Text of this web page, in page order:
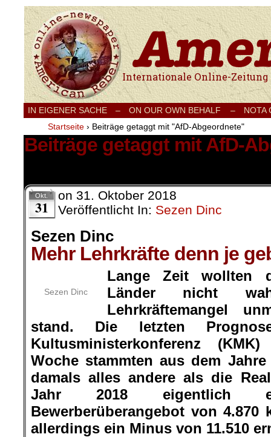
Internationale Onlinezeitung für Frieden,
IN EIGENER SACHE – ON OUR OWN BEHALF –
NOTA
Startseite › Beiträge getaggt mit "AfD-Abgeordnete"
Beiträge getaggt mit AfD-
Okt.
31
on 31. Oktober 2018
Veröffentlicht In: Sezen Dinc
Sezen Dinc
Mehr Lehrkräfte denn je
Sezen Dinc
Lange Zeit wollten
Länder nicht
Lehrkräftemangel
stand. Die letzten
Kultusministerkonferenz
Woche stammten aus dem
damals alles andere als die
Jahr 2018 eigentlich
Bewerberüberangebot von 4.870
allerdings ein Minus von 11.510